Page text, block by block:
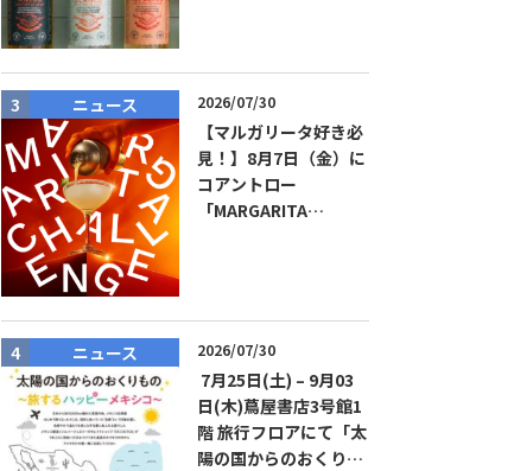
ニュース 2026/07/30
【マルガリータ好き必
見！】8月7日（金）に
コアントロー
「MARGARITA
無料！
ニュース 2026/07/30
7月25日(土) – 9月03
日(木)蔦屋書店3号館1
階 旅行フロアにて「太
陽の国からのおくりも